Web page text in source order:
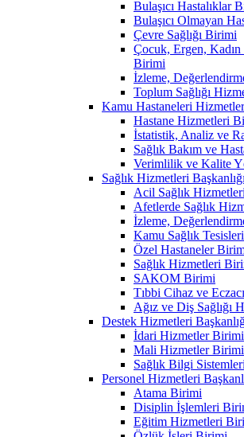
Bulaşıcı Hastalıklar
Bulaşıcı Olmayan
Çevre Sağlığı Birimi
Çocuk, Ergen, Kadın
Birimi
İzleme,
Toplum Sağlığı
Kamu Hastaneleri
Hastane Hizmetleri
İstatistik, Analiz ve
Sağlık Bakım ve
Verimlilik ve Kalite
Sağlık Hizmetleri Başkanlığı
Acil Sağlık
Afetlerde Sağlık
İzleme,
Kamu Sağlık
Özel Hastaneler
Sağlık Hizmetleri
SAKOM Birimi
Tıbbi Cihaz ve
Ağız ve Diş Sağlığı
Destek Hizmetleri
İdari Hizmetler Birimi
Mali Hizmetler Birimi
Sağlık Bilgi
Personel Hizmetleri
Atama Birimi
Disiplin İşlemleri
Eğitim Hizmetleri